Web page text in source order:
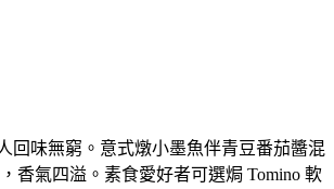
回味無窮。意式燉⼩墨⿂伴青豆番茄醬混
香氣四溢。素食愛好者可選焗 Tomino 軟